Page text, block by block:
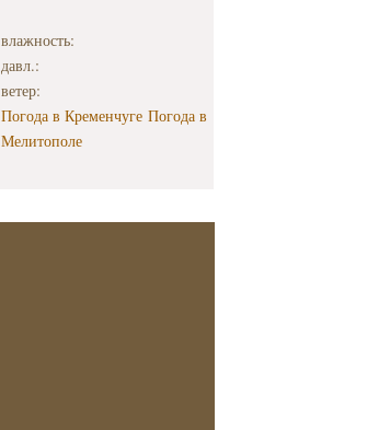
влажность:
давл.:
ветер:
Погода в Кременчуге Погода в
Мелитополе